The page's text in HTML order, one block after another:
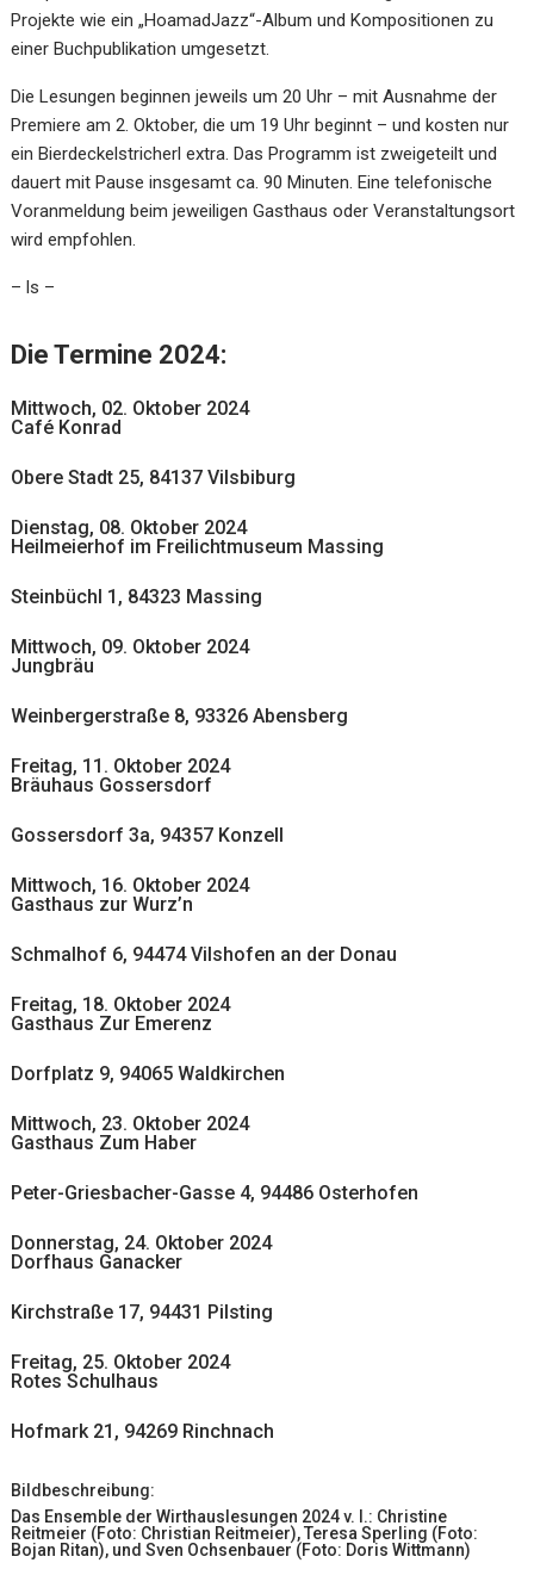
Projekte wie ein „HoamadJazz“-Album und Kompositionen zu
einer Buchpublikation umgesetzt.
Die Lesungen beginnen jeweils um 20 Uhr – mit Ausnahme der
Premiere am 2. Oktober, die um 19 Uhr beginnt – und kosten nur
ein Bierdeckelstricherl extra. Das Programm ist zweigeteilt und
dauert mit Pause insgesamt ca. 90 Minuten. Eine telefonische
Voranmeldung beim jeweiligen Gasthaus oder Veranstaltungsort
wird empfohlen.
– ls –
Die Termine 2024:
Mittwoch, 02. Oktober 2024
Café Konrad
Obere Stadt 25, 84137 Vilsbiburg
Dienstag, 08. Oktober 2024
Heilmeierhof im Freilichtmuseum Massing
Steinbüchl 1, 84323 Massing
Mittwoch, 09. Oktober 2024
Jungbräu
Weinbergerstraße 8, 93326 Abensberg
Freitag, 11. Oktober 2024
Bräuhaus Gossersdorf
Gossersdorf 3a, 94357 Konzell
Mittwoch, 16. Oktober 2024
Gasthaus zur Wurz’n
Schmalhof 6, 94474 Vilshofen an der Donau
Freitag, 18. Oktober 2024
Gasthaus Zur Emerenz
Dorfplatz 9, 94065 Waldkirchen
Mittwoch, 23. Oktober 2024
Gasthaus Zum Haber
Peter-Griesbacher-Gasse 4, 94486 Osterhofen
Donnerstag, 24. Oktober 2024
Dorfhaus Ganacker
Kirchstraße 17, 94431 Pilsting
Freitag, 25. Oktober 2024
Rotes Schulhaus
Hofmark 21, 94269 Rinchnach
Bildbeschreibung:
Das Ensemble der Wirthauslesungen 2024 v. l.: Christine
Reitmeier (Foto: Christian Reitmeier), Teresa Sperling (Foto:
Bojan Ritan), und Sven Ochsenbauer (Foto: Doris Wittmann)